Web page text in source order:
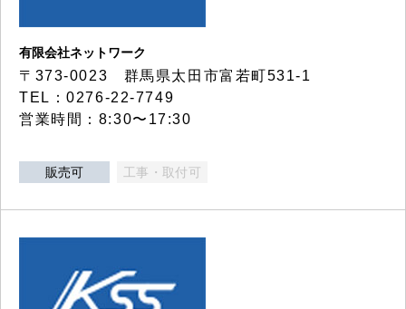
有限会社ネットワーク
〒373-0023 群馬県太田市富若町531-1
TEL：0276-22-7749
営業時間：8:30〜17:30
販売可 工事・取付可